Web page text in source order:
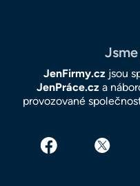
JenFirmy.czjsou
JenPráce.cza
provozované